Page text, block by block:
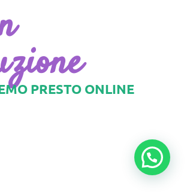
PRESTO ONLINE